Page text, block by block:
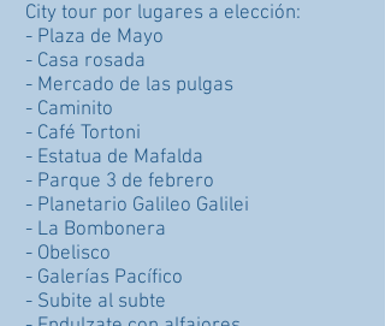
City tour por lugares a elección:
- Plaza de Mayo
- Casa rosada
- Mercado de las pulgas
- Caminito
- Café Tortoni
- Estatua de Mafalda
- Parque 3 de febrero
- Planetario Galileo Galilei
- La Bombonera
- Obelisco
- Galerías Pacífico
- Subite al subte